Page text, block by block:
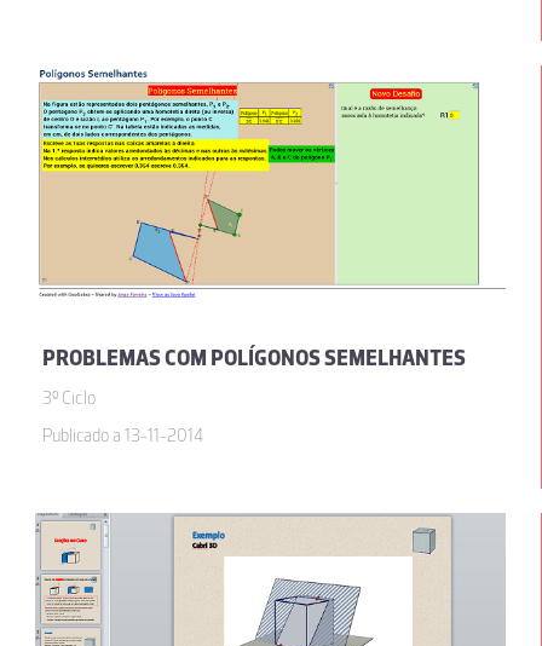
PROBLEMAS COM POLÍGONOS SEMELHANTES
3º Ciclo
Publicado a 13-11-2014